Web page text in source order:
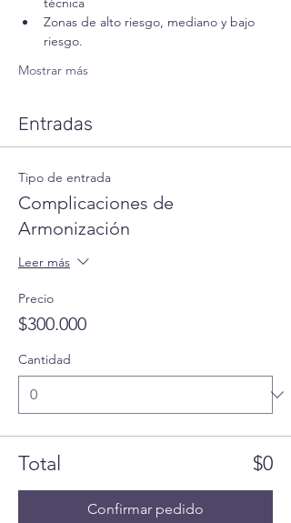
Zonas de alto riesgo, mediano y bajo
riesgo.
Mostrar más
Entradas
Tipo de entrada
Complicaciones de
Armonización
Leer más
Precio
$300.000
Cantidad
Total $0
Confirmar pedido